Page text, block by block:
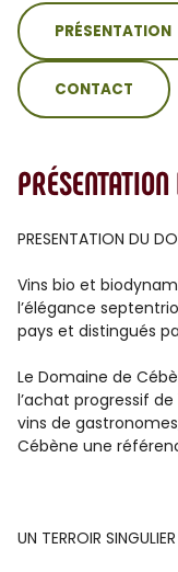
sommaire
PRÉSENTATION
CONTACT
PRESENTATION DU
Vins bio et
l’élégance
pays et distingués
Le Domaine de
l’achat progressif de
vins de
Cébène une
UN TERROIR SINGULIER